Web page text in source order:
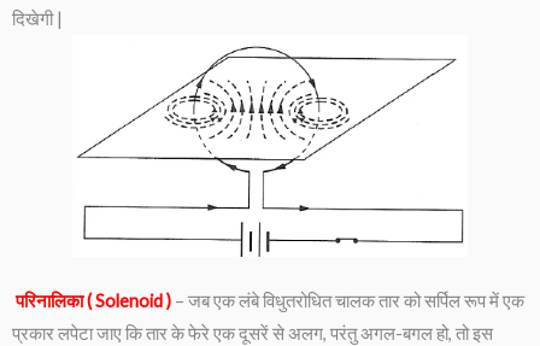
दिखेगी |
परिनालिका ( Solenoid ) – जब एक लंबे विधुतरोधित चालक तार को सर्पिल रूप में एक
प्रकार लपेटा जाए कि तार के फेरे एक दूसरें से अलग, परंतु अगल-बगल हो, तो इस